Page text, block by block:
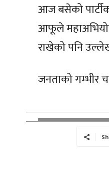
आज बसेको
आफूले
राखेको पनि
जनताको गम्भीर